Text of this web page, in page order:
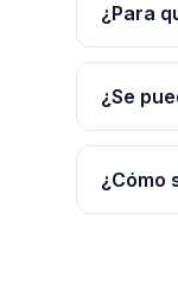
¿Para
¿Se
¿Cómo